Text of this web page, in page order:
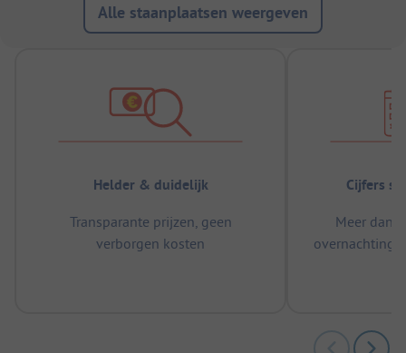
Alle staanplaatsen weergeven
Helder & duidelijk
Transparante prijzen, geen
verborgen kosten
Cijfers
Meer dan